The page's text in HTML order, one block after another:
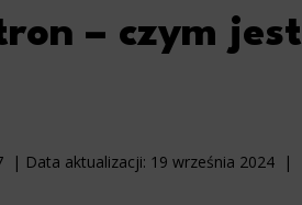
– czym jest
Data aktualizacji: 19 września 2024